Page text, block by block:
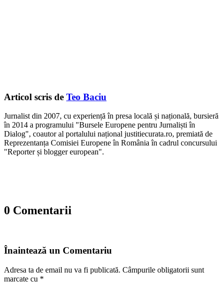
Articol scris de Teo Baciu
Jurnalist din 2007, cu experiență în presa locală și națională, bursieră
în 2014 a programului "Bursele Europene pentru Jurnaliști în
Dialog", coautor al portalului național justitiecurata.ro, premiată de
Reprezentanța Comisiei Europene în România în cadrul concursului
"Reporter și blogger european".
0 Comentarii
Înaintează un Comentariu
Adresa ta de email nu va fi publicată. Câmpurile obligatorii sunt
marcate cu *